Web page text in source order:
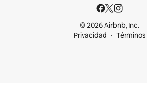
© 2026 Airbnb, Inc.
Privacidad
Términos